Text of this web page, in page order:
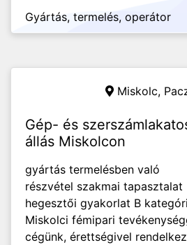
Gyártás, termelés, operátor
Miskolc,
Gép- és
állás Miskolcon
gyártás termelésben való
részvétel szakmai tapasztalat
hegesztői gyakorlat B
Miskolci fémipari
cégünk, érettségivel